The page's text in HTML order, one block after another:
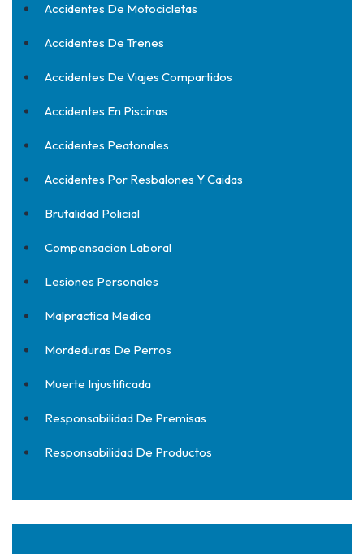
Accidentes De Motocicletas
Accidentes De Trenes
Accidentes De Viajes Compartidos
Accidentes En Piscinas
Accidentes Peatonales
Accidentes Por Resbalones Y Caidas
Brutalidad Policial
Compensacion Laboral
Lesiones Personales
Malpractica Medica
Mordeduras De Perros
Muerte Injustificada
Responsabilidad De Premisas
Responsabilidad De Productos